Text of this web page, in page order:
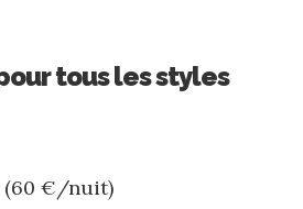
tous les styles
(60 €/nuit)